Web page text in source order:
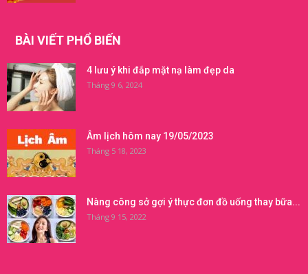
BÀI VIẾT PHỔ BIẾN
4 lưu ý khi đắp mặt nạ làm đẹp da
Tháng 9 6, 2024
Âm lịch hôm nay 19/05/2023
Tháng 5 18, 2023
Nàng công sở gợi ý thực đơn đồ uống thay bữa...
Tháng 9 15, 2022